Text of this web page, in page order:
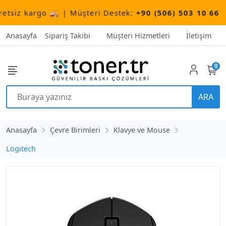
kargo 🚚 | Müşteri Destek:+90 (506) 503 10 66
Anasayfa Sipariş Takibi Müşteri Hizmetleri İletişim
ARA
0
Anasayfa Çevre Birimleri
Klavye ve Mouse
Logitech